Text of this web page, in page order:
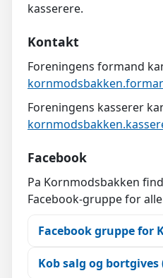
kasserere.
Kontakt
Foreningens formand
Foreningens kasserer
Facebook
Pa Kornmodsbakken
Facebook-gruppe for
Facebook gruppe for
Kob salg og bortgives